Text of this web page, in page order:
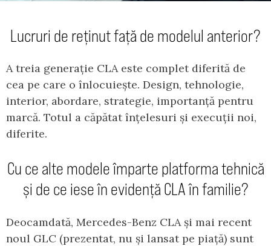
Lucruri de reținut față de modelul anterior?
A treia generație CLA este complet diferită de
cea pe care o înlocuiește. Design, tehnologie,
interior, abordare, strategie, importanță pentru
marcă. Totul a căpătat înțelesuri și execuții noi,
diferite.
Cu ce alte modele împarte platforma tehnică
și de ce iese în evidență CLA în familie?
Deocamdată, Mercedes-Benz CLA și mai recent
noul GLC (prezentat, nu și lansat pe piață) sunt